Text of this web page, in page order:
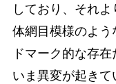
しており、それ
体網目模様のよ
ドマーク的な存
いま異変が起きて